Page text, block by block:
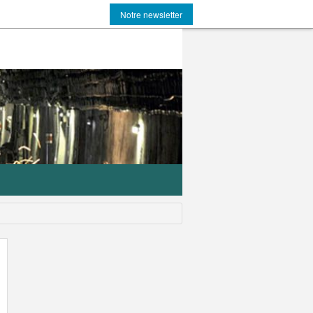
Notre newsletter